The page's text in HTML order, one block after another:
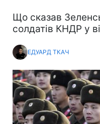
Що сказав
солдатів КНДР у
ЕДУАРД ТКАЧ